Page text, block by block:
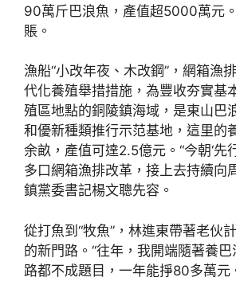
90萬斤巴浪魚，產值超5000萬元
賬。
漁船“小改年夜、木改鋼”，網箱漁
代化養殖舉措措施，為豐收夯實基
殖區地點的銅陵鎮海域，是東山巴
和優新種類推行示范基地，這里的
余畝，產值可達2.5億元。“今朝‘先
多口網箱漁排改革，接上去持續向
鎮黨委書記楊文聰先容。
從打魚到“牧魚”，林進東帶著老伙
的新門路。“往年，我開端隨著養
路都不成題目，一年能掙80多萬元